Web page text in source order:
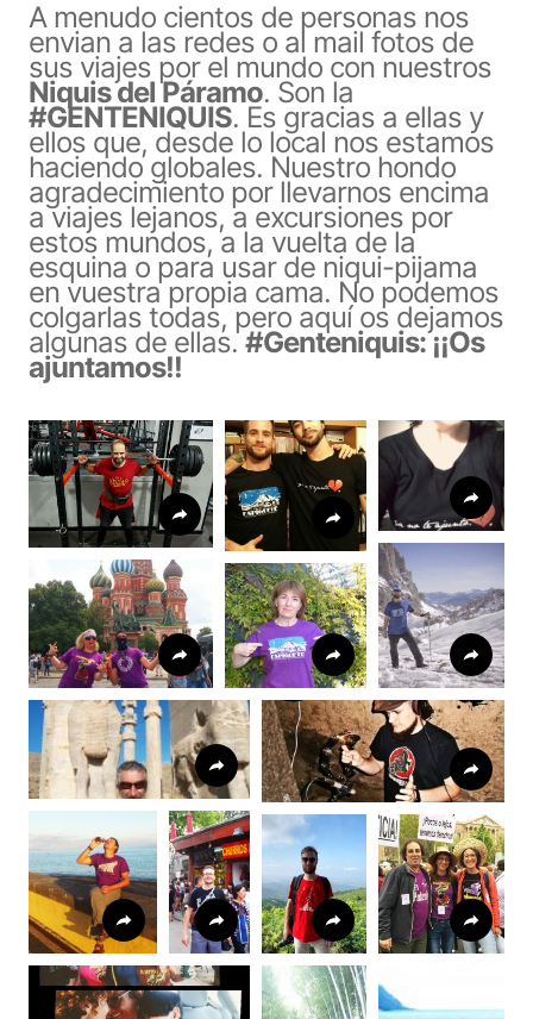
A menudo cientos de personas nos
envian a las redes o al mail fotos de
sus viajes por el mundo con nuestros
Niquis del Páramo. Son la
#GENTENIQUIS. Es gracias a ellas y
ellos que, desde lo local nos estamos
haciendo globales. Nuestro hondo
agradecimiento por llevarnos encima
a viajes lejanos, a excursiones por
estos mundos, a la vuelta de la
esquina o para usar de niqui-pijama
en vuestra propia cama. No podemos
colgarlas todas, pero aquí os dejamos
algunas de ellas.#Genteniquis: ¡¡Os
ajuntamos!!